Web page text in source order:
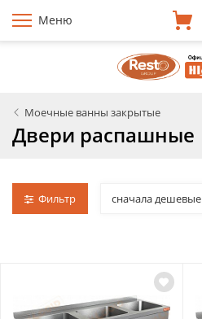
Меню
Моечные ванны закрытые
Двери распашные
Фильтр сначала дешевые